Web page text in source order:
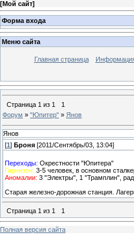
[Мой сайт]
Форма входа
Меню сайта
Главная страница
Страница 1 из 1
1
Форум » "Юпитер" » Янов
Янов
[1 ] Броня [2011/Сентябрь/03, 13:04]
Переходы: Окрестности "Юпитера"
Гарнизон: 3-5 человек, в основном
Аномалии: 3 "Электры", 1 "Трамплин",
Старая железно-дорожная станция.
Страница 1 из 1 1
Полная версия сайта